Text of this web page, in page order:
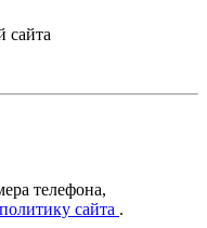
сайта
телефона,
сайта .